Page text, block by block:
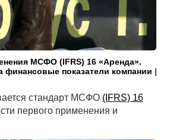
МСФО (IFRS) 16 «Аренда».
финансовые показатели компании |
стандарт МСФО (IFRS) 16
первого применения и